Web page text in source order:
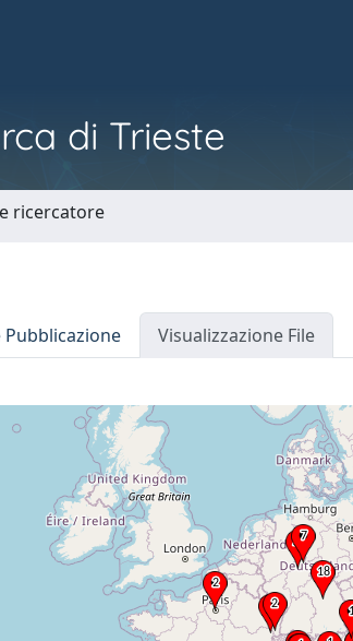
di Trieste
ricercatore
Pubblicazione Visualizzazione File